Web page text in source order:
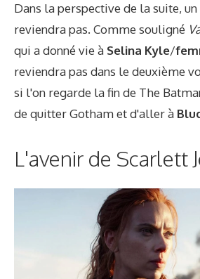
Dans la perspective de la suite, un
reviendra pas. Comme souligné
qui a donné vie à Selina Kyle/
reviendra pas dans le deuxième
si l'on regarde la fin de The
de quitter Gotham et d'aller à
L'avenir de Scarlett